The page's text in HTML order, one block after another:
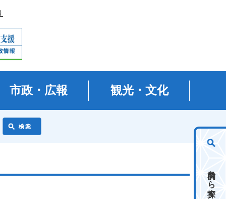
市政・広報 観光・文化
目的から探す